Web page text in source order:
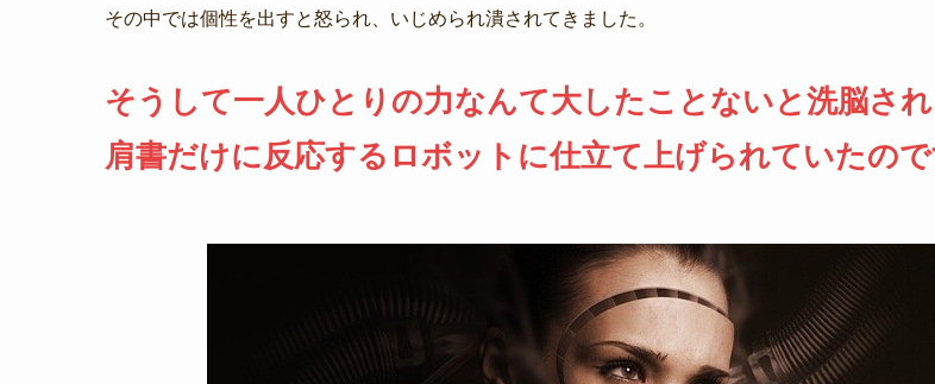
その中では個性を出すと怒られ、いじめられ潰されてきました。
そうして一人ひとりの力なんて大したことないと洗脳さ
肩書だけに反応するロボットに仕立て上げられていたので